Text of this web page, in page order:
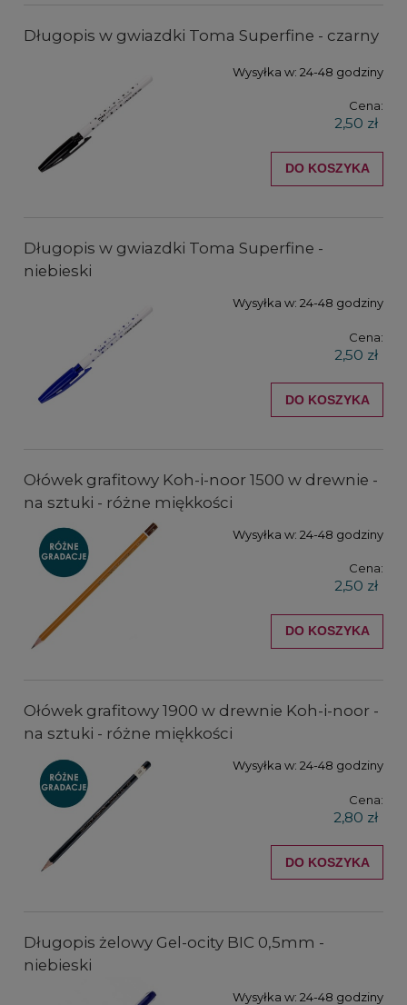
Długopis w gwiazdki Toma Superfine - czarny
Wysyłka w: 24-48 godziny
Cena:
2,50 zł
DO KOSZYKA
Długopis w gwiazdki Toma Superfine -
niebieski
Wysyłka w: 24-48 godziny
Cena:
2,50 zł
DO KOSZYKA
Ołówek grafitowy Koh-i-noor 1500 w drewnie -
na sztuki - różne miękkości
Wysyłka w: 24-48 godziny
Cena:
2,50 zł
DO KOSZYKA
Ołówek grafitowy 1900 w drewnie Koh-i-noor -
na sztuki - różne miękkości
Wysyłka w: 24-48 godziny
Cena:
2,80 zł
DO KOSZYKA
Długopis żelowy Gel-ocity BIC 0,5mm -
niebieski
Wysyłka w: 24-48 godziny